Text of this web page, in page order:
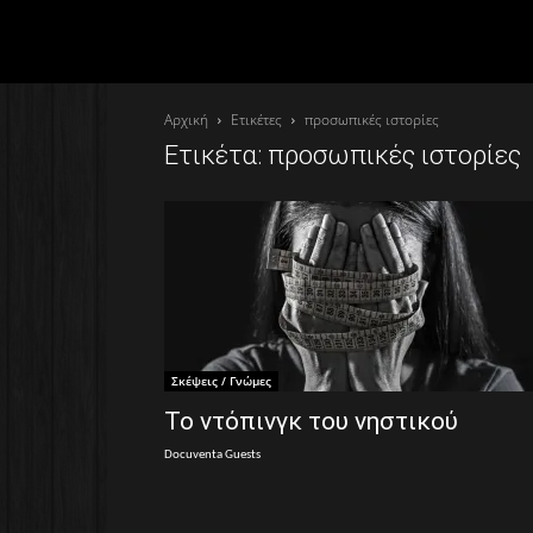
Αρχική Ετικέτες προσωπικές ιστορίες
Ετικέτα: προσωπικές ιστορίες
Σκέψεις / Γνώμες
Το ντόπινγκ του νηστικού
Docuventa Guests